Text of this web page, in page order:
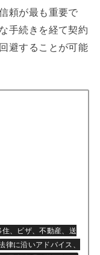
頼が最も重要で
手続きを経て契約
避することが可能
、ビザ、不動産、送
律に沿いアドバイス、